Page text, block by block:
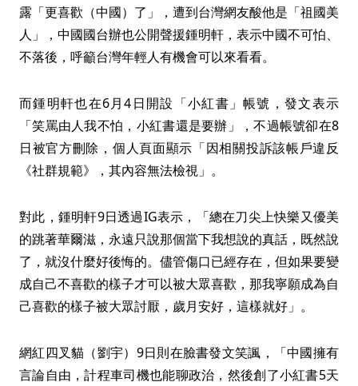
露「更喜歡（中國）了」，遭到台灣網友酸他是「祖國美
人」，中國國台辦也公開聲援鍾明軒，表示中國不可怕、
不落後，呼籲台灣年輕人有機會可以來看看。
而鍾明軒也在6月4日開設「小紅書」帳號，發文表示
「笑罵由人我不怕，小紅書還是要辦」，不過帳號卻在8
日被官方刪除，個人頁面顯示「因相關投訴該帳戶違反
《社群規範》，其內容無法檢視」。
對此，鍾明軒9日透過IG表示，「總在刀尖上快樂又優美
的跳著華爾滋，永遠只說那個當下我想說的真話，既然說
了，就沒什麼好後悔的。儘管傷口已經存在，但如果要變
成自己不喜歡的樣子才可以被大眾喜歡，那我寧願成為自
己喜歡的樣子被大眾討厭，歲月安好，這樣就好」。
網紅四叉貓（劉宇）9日則在臉書發文笑諷，「中國擁有
言論自由，計程車司機也能聊政治，然後創了小紅書5天